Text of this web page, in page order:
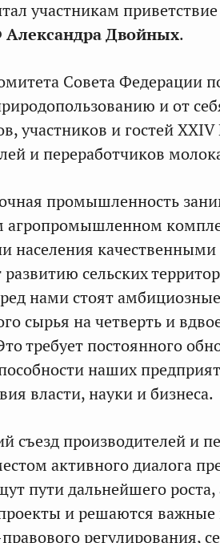
участникам
Александра Двойных.
Совета Федерации
и от
участников и гостей XXIV
и переработчиков
промышленность
агропромышленном
населения
развитию сельских
нами стоят
сырья на четверть и
требует постоянного
наших
власти, науки и бизнеса.
съезд производителей и
активного диалога
пути дальнейшего
и решаются
регулирования,